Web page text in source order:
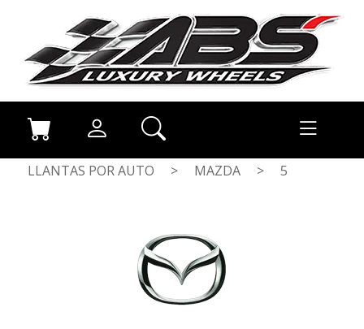
LLANTAS POR AUTO > MAZDA > 5